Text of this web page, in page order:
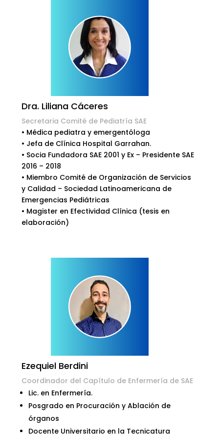
Dra. Liliana Cáceres
Secretaria Comité de Pediatría SAE
• Médica pediatra y emergentóloga
• Jefa de Clínica Hospital Garrahan.
• Socia Fundadora SAE 2001 y Ex – Presidente SAE
2016 – 2018
• Miembro Comité de Organización de Servicios
y Calidad – Sociedad Latinoamericana de
Emergencias Pediátricas
• Magister en Efectividad Clínica (tesis en
elaboración)
Ezequiel Berdini
Coordinador del Capítulo de Enfermería de SAE
Lic. en Enfermería.
Posgrado en Procuración y Ablación de
órganos
Docente Universitario en la Tecnicatura